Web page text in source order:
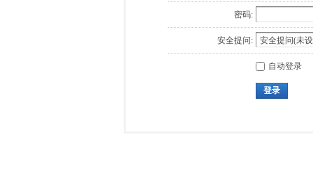
密码:
安全提问:
自动登录
登录